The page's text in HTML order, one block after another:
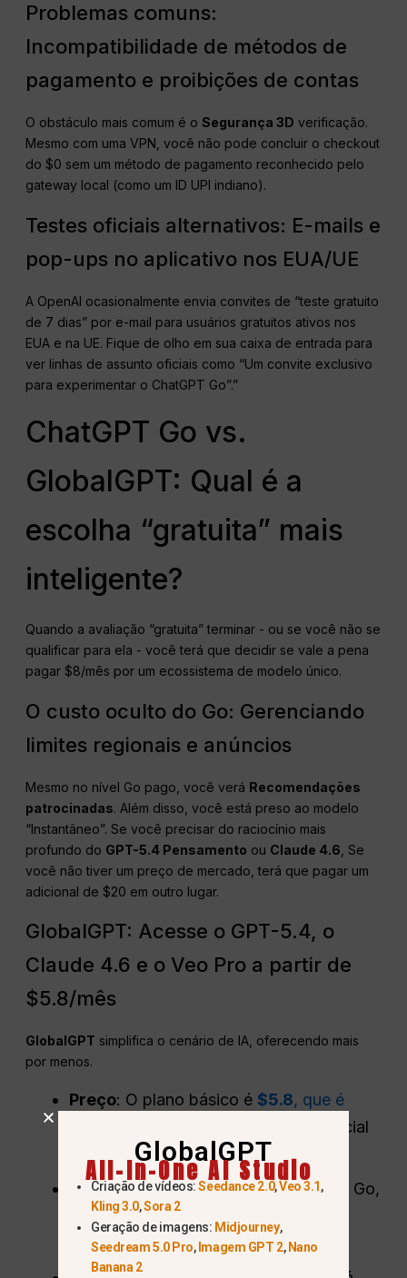
Problemas comuns:
Incompatibilidade de métodos de
pagamento e proibições de contas
O obstáculo mais comum é oSegurança 3D verificação.
Mesmo com uma VPN, você não pode concluir o checkout
do $0 sem um método de pagamento reconhecido pelo
gateway local (como um ID UPI indiano).
Testes oficiais alternativos: E-mails e
pop-ups no aplicativo nos EUA/UE
A OpenAI ocasionalmente envia convites de “teste gratuito
de 7 dias” por e-mail para usuários gratuitos ativos nos
EUA e na UE. Fique de olho em sua caixa de entrada para
ver linhas de assunto oficiais como “Um convite exclusivo
para experimentar o ChatGPT Go”.”
ChatGPT Go vs.
GlobalGPT: Qual é a
escolha “gratuita” mais
inteligente?
Quando a avaliação “gratuita” terminar - ou se você não se
qualificar para ela - você terá que decidir se vale a pena
pagar $8/mês por um ecossistema de modelo único.
O custo oculto do Go: Gerenciando
limites regionais e anúncios
Mesmo no nível Go pago, você verá Recomendações
patrocinadas. Além disso, você está preso ao modelo
“Instantâneo”. Se você precisar do raciocínio mais
profundo do GPT-5.4 Pensamento ou Claude 4.6 , Se
você não tiver um preço de mercado, terá que pagar um
adicional de $20 em outro lugar.
GlobalGPT: Acesse o GPT-5.4, o
Claude 4.6 e o Veo Pro a partir de
$5.8/mês
GlobalGPT simplifica o cenário de IA, oferecendo mais
por menos.
Preço: O plano básico é$5.8, que é
do que o preço oficial
do ChatGPT Go.
Sem anúncios: Ao contrário do nível Go,
o GlobalGPT é totalmente livre de
anúncios.
GlobalGPT
All-In-One AI Studio
Criação de vídeos:Seedance 2.0,Veo 3.1,
Kling 3.0,Sora 2
Geração de imagens: Midjourney,
Seedream 5.0 Pro, Imagem GPT 2, Nano
Banana 2